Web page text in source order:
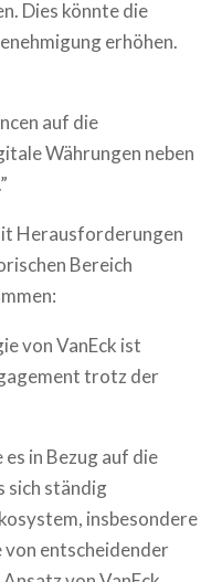
Dies könnte die
erhöhen.
auf die
Währungen neben
Herausforderungen
Bereich
von VanEck ist
trotz der
in Bezug auf die
sich ständig
insbesondere
entscheidender